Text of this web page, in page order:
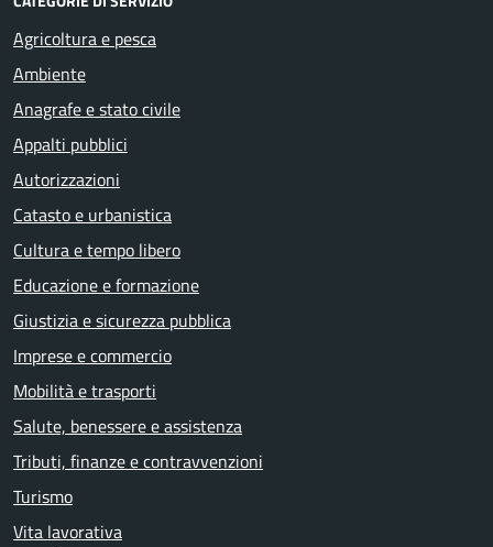
Agricoltura e pesca
Ambiente
Anagrafe e stato civile
Appalti pubblici
Autorizzazioni
Catasto e urbanistica
Cultura e tempo libero
Educazione e formazione
Giustizia e sicurezza pubblica
Imprese e commercio
Mobilità e trasporti
Salute, benessere e assistenza
Tributi, finanze e contravvenzioni
Turismo
Vita lavorativa